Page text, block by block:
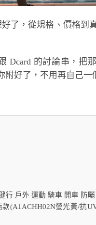
了，從規格、價格到
Dcard 的討論串，把
好了，不用再自己一
行 戶外 運動 騎車 開車 防
(A1ACHH02N螢光黃/抗